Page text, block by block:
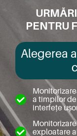
PENTRU
Alegerea
a timpilor
interfețe
exploatare